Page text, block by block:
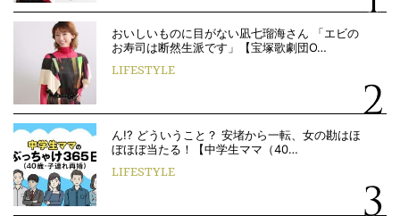
おいしいものに目がない凪七瑠海さん 「エビの
お寿司は断然生派です」【宝塚歌劇団O…
LIFESTYLE
ん!? どういうこと？ 安堵から一転、女の勘はほ
ぼほぼ当たる！【中学生ママ（40…
LIFESTYLE